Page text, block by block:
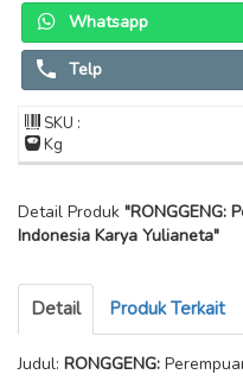
Whatsapp
Telp
SKU :
Kg
Detail Produk "RONGGENG:
Indonesia Karya Yulianeta"
Detail Produk Terkait
Judul: RONGGENG: